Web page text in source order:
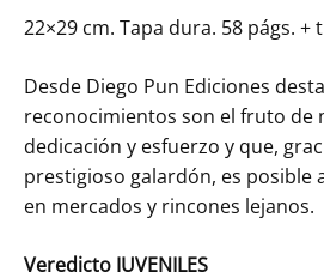
22×29 cm. Tapa dura. 58 págs. +
Desde Diego Pun Ediciones
reconocimientos son el fruto de
dedicación y esfuerzo y que,
prestigioso galardón, es posible
en mercados y rincones lejanos.
Veredicto JUVENILES